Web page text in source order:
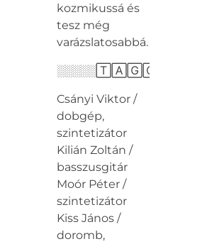
kozmikussá és
tesz még
varázslatosabbá.
░░░░░🅃🄰🄶🄾🄺░░░░░
Csányi Viktor /
dobgép,
szintetizátor
Kilián Zoltán /
basszusgitár
Moór Péter /
szintetizátor
Kiss János /
doromb,